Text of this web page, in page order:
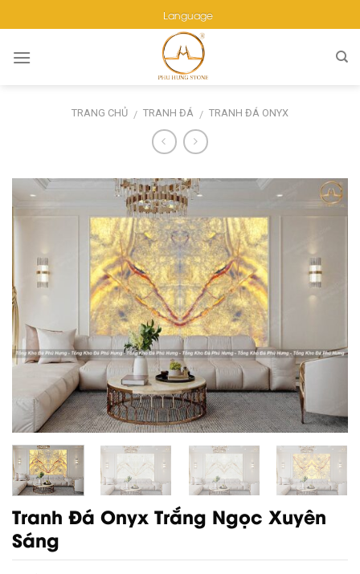
to
content
TRANG CHỦ / TRANH ĐÁ / TRANH ĐÁ ONYX
Tranh Đá Onyx Trắng Ngọc Xuyên
Sáng
Language